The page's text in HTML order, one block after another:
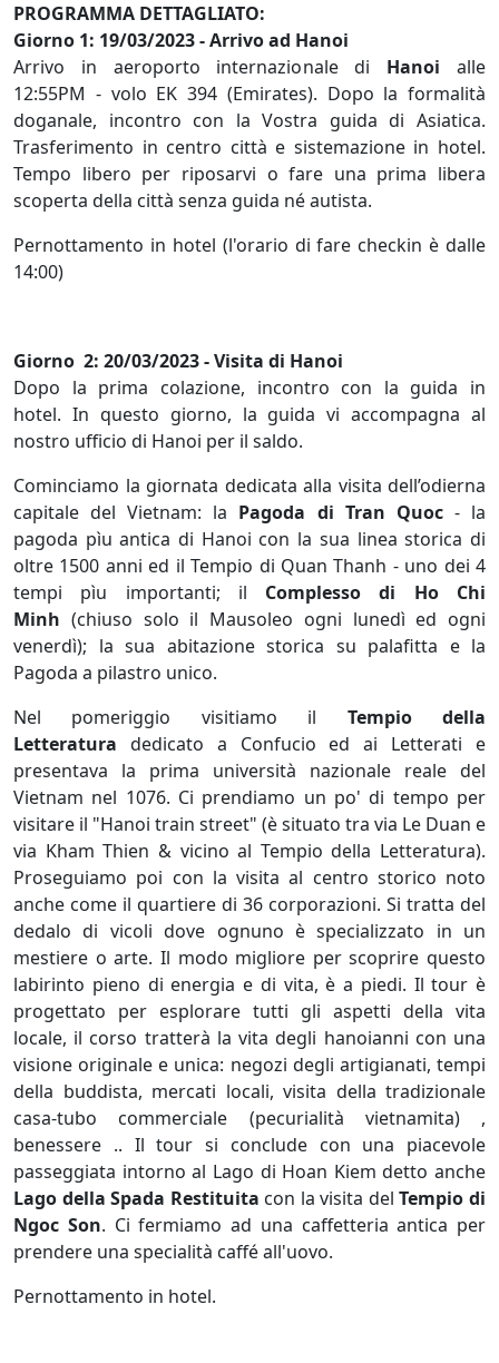
PROGRAMMA DETTAGLIATO:
Giorno 1: 19/03/2023 - Arrivo ad Hanoi
Arrivo in aeroporto internazionale di Hanoialle
12:55PM - volo EK 394 (Emirates). Dopo la formalità
doganale, incontro con la Vostra guida di Asiatica.
Trasferimento in centro città e sistemazione in hotel.
Tempo libero per riposarvi o fare una prima libera
scoperta della città senza guida né autista.
Pernottamento in hotel (l'orario di fare checkin è dalle
14:00)
Giorno 2: 20/03/2023 - Visita di Hanoi
Dopo la prima colazione, incontro con la guida in
hotel. In questo giorno, la guida vi accompagna al
nostro ufficio di Hanoi per il saldo.
Cominciamo la giornata dedicata alla visita dell’odierna
capitale del Vietnam: la Pagoda di Tran Quoc- la
pagoda pìu antica di Hanoi con la sua linea storica di
oltre 1500 anni ed il Tempio di Quan Thanh - uno dei 4
tempi pìu importanti; il Complesso di Ho Chi
Minh (chiuso solo il Mausoleo ogni lunedì ed ogni
venerdì); la sua abitazione storica su palafitta e la
Pagoda a pilastro unico.
Nel pomeriggio visitiamo il Tempio della
Letteratura dedicato a Confucio ed ai Letterati e
presentava la prima università nazionale reale del
Vietnam nel 1076. Ci prendiamo un po' di tempo per
visitare il "Hanoi train street" (è situato tra via Le Duan e
via Kham Thien & vicino al Tempio della Letteratura).
Proseguiamo poi con la visita al centro storico noto
anche come il quartiere di 36 corporazioni. Si tratta del
dedalo di vicoli dove ognuno è specializzato in un
mestiere o arte. Il modo migliore per scoprire questo
labirinto pieno di energia e di vita, è a piedi. Il tour è
progettato per esplorare tutti gli aspetti della vita
locale, il corso tratterà la vita degli hanoianni con una
visione originale e unica: negozi degli artigianati, tempi
della buddista, mercati locali, visita della tradizionale
casa-tubo commerciale (pecurialità vietnamita) ,
benessere .. Il tour si conclude con una piacevole
passeggiata intorno al Lago di Hoan Kiem detto anche
Lago della Spada Restituita con la visita delTempio di
Ngoc Son. Ci fermiamo ad una caffetteria antica per
prendere una specialità caffé all'uovo.
Pernottamento in hotel.